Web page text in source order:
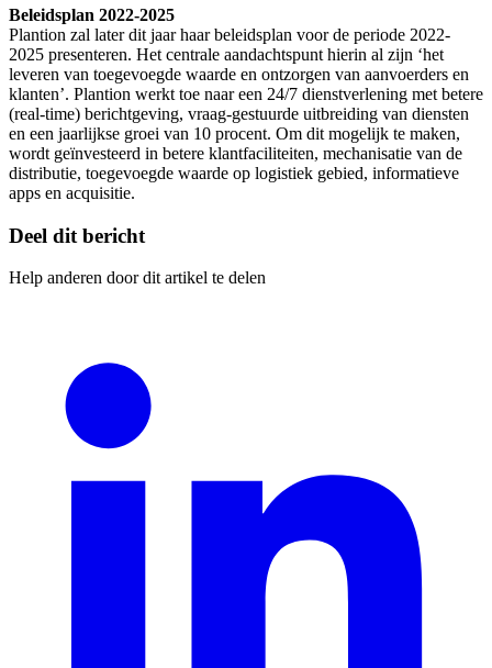
Beleidsplan 2022-2025
Plantion zal later dit jaar haar beleidsplan voor de periode 2022-
2025 presenteren. Het centrale aandachtspunt hierin al zijn ‘het
leveren van toegevoegde waarde en ontzorgen van aanvoerders en
klanten’. Plantion werkt toe naar een 24/7 dienstverlening met betere
(real-time) berichtgeving, vraag-gestuurde uitbreiding van diensten
en een jaarlijkse groei van 10 procent. Om dit mogelijk te maken,
wordt geïnvesteerd in betere klantfaciliteiten, mechanisatie van de
distributie, toegevoegde waarde op logistiek gebied, informatieve
apps en acquisitie.
Deel dit bericht
Help anderen door dit artikel te delen